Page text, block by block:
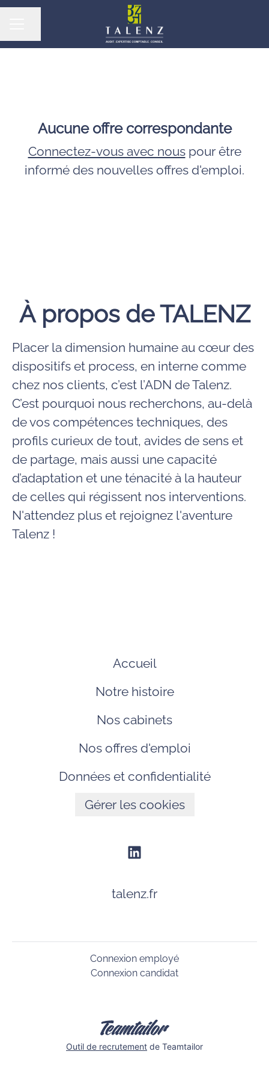
Aucune offre correspondante
Connectez-vous avec nouspour être
informé des nouvelles offres d'emploi.
À propos de TALENZ
Placer la dimension humaine au cœur des
dispositifs et process, en interne comme
chez nos clients, c’est l’ADN de Talenz.
C’est pourquoi nous recherchons, au-delà
de vos compétences techniques, des
profils curieux de tout, avides de sens et
de partage, mais aussi une capacité
d’adaptation et une ténacité à la hauteur
de celles qui régissent nos interventions.
N'attendez plus et rejoignez l'aventure
Talenz !
Accueil
Notre histoire
Nos cabinets
Nos offres d'emploi
Données et confidentialité
Gérer les cookies
talenz.fr
Connexion employé
Connexion candidat
Outil de recrutement de Teamtailor